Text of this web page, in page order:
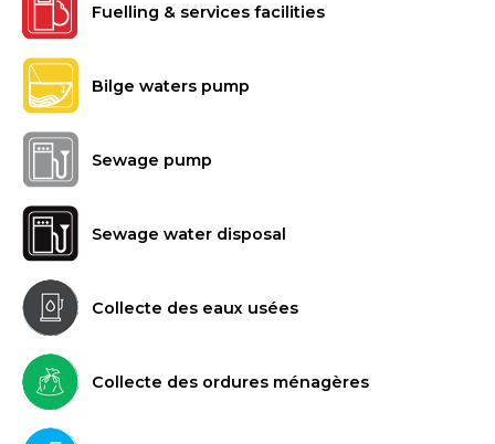
Fuelling & services facilities
Bilge waters pump
Sewage pump
Sewage water disposal
Collecte des eaux usées
Collecte des ordures ménagères